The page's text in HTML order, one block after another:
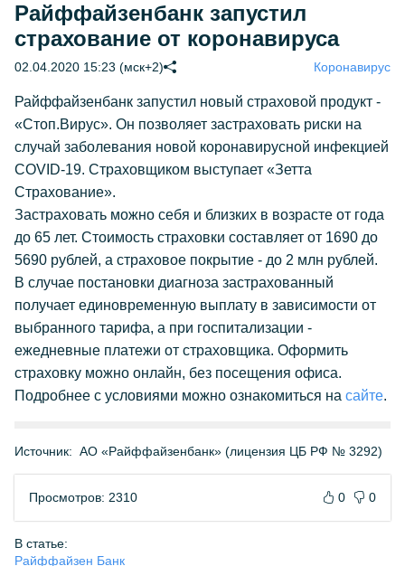
Райффайзенбанк запустил
страхование от коронавируса
02.04.2020 15:23 (мск+2) Коронавирус
Райффайзенбанк запустил новый страховой продукт -
«Стоп.Вирус». Он позволяет застраховать риски на
случай заболевания новой коронавирусной инфекцией
COVID-19. Страховщиком выступает «Зетта
Страхование».
Застраховать можно себя и близких в возрасте от года
до 65 лет. Стоимость страховки составляет от 1690 до
5690 рублей, а страховое покрытие - до 2 млн рублей.
В случае постановки диагноза застрахованный
получает единовременную выплату в зависимости от
выбранного тарифа, а при госпитализации -
ежедневные платежи от страховщика. Оформить
страховку можно онлайн, без посещения офиса.
Подробнее с условиями можно ознакомиться на сайте.
Источник: АО «Райффайзенбанк» (лицензия ЦБ РФ № 3292)
Просмотров: 2310 0 0
В статье:
Райффайзен Банк